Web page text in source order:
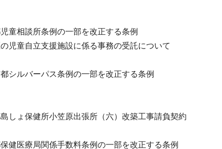
相談所条例の一部を改正する条例
童自立支援施設に係る事務の受託について
ルバーパス条例の一部を改正する条例
ょ保健所小笠原出張所（六）改築工事請負契約
医療局関係手数料条例の一部を改正する条例